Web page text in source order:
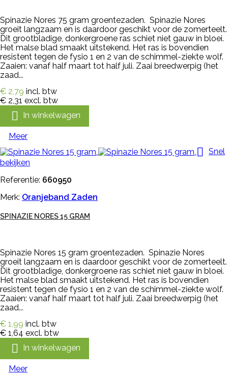
Spinazie Nores 75 gram groentezaden. Spinazie Nores
groeit langzaam en is daardoor geschikt voor de zomerteelt.
Dit grootbladige, donkergroene ras schiet niet gauw in bloei.
Het malse blad smaakt uitstekend. Het ras is bovendien
resistent tegen de fysio 1 en 2 van de schimmel-ziekte wolf.
Zaaien: vanaf half maart tot half juli. Zaai breedwerpig (het
zaad...
€ 2,79 incl. btw
€ 2,31 excl. btw
 In winkelwagen
Meer
 Snel
bekijken
Referentie: 660950
Merk: Oranjeband Zaden
SPINAZIE NORES 15 GRAM
Spinazie Nores 15 gram groentezaden. Spinazie Nores
groeit langzaam en is daardoor geschikt voor de zomerteelt.
Dit grootbladige, donkergroene ras schiet niet gauw in bloei.
Het malse blad smaakt uitstekend. Het ras is bovendien
resistent tegen de fysio 1 en 2 van de schimmel-ziekte wolf.
Zaaien: vanaf half maart tot half juli. Zaai breedwerpig (het
zaad...
€ 1,99 incl. btw
€ 1,64 excl. btw
 In winkelwagen
Meer